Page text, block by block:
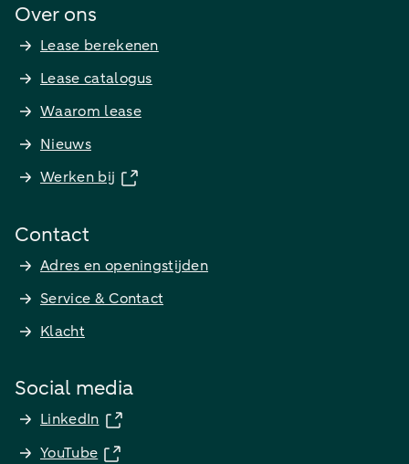
Over ons
Lease berekenen
Lease catalogus
Waarom lease
Nieuws
Werken bij
Contact
Adres en openingstijden
Service & Contact
Klacht
Social media
LinkedIn
YouTube